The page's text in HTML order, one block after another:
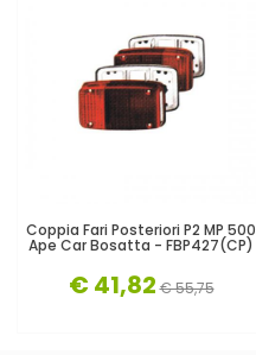
Coppia Fari Posteriori P2 MP 500
Ape Car Bosatta - FBP427(CP)
€ 41,82 € 55,75